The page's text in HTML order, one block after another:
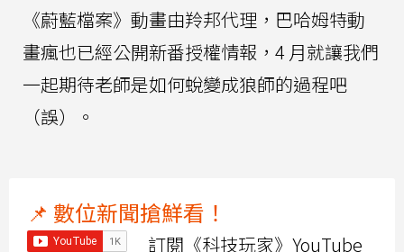
《蔚藍檔案》動畫由羚邦代理，巴哈姆特動
畫瘋也已經公開新番授權情報，4 月就讓我們
一起期待老師是如何蛻變成狼師的過程吧
（誤）。
📌 數位新聞搶鮮看！
訂閱《科技玩家》YouTube